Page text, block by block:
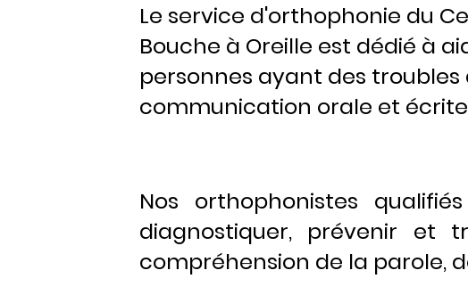
Le service d'orthophonie du
Bouche à Oreille est dédié à
personnes ayant des troubles
communication orale et
Nos orthophonistes
diagnostiquer, prévenir
compréhension de la parole,